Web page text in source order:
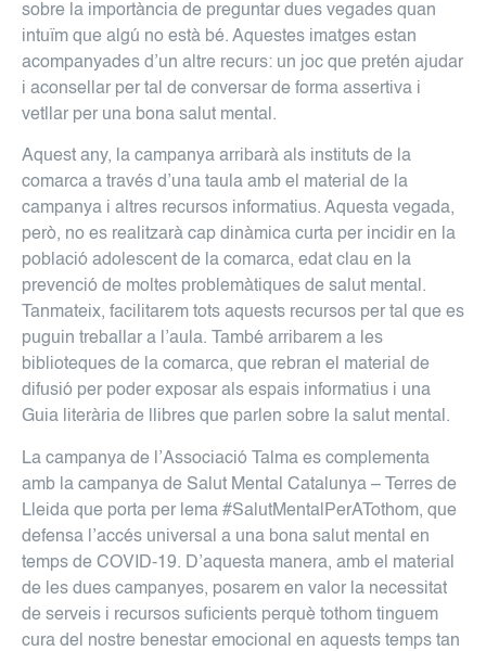
sobre la importància de preguntar dues vegades quan
intuïm que algú no està bé. Aquestes imatges estan
acompanyades d’un altre recurs: un joc que pretén ajudar
i aconsellar per tal de conversar de forma assertiva i
vetllar per una bona salut mental.
Aquest any, la campanya arribarà als instituts de la
comarca a través d’una taula amb el material de la
campanya i altres recursos informatius. Aquesta vegada,
però, no es realitzarà cap dinàmica curta per incidir en la
població adolescent de la comarca, edat clau en la
prevenció de moltes problemàtiques de salut mental.
Tanmateix, facilitarem tots aquests recursos per tal que es
puguin treballar a l’aula. També arribarem a les
biblioteques de la comarca, que rebran el material de
difusió per poder exposar als espais informatius i una
Guia literària de llibres que parlen sobre la salut mental.
La campanya de l’Associació Talma es complementa
amb la campanya de Salut Mental Catalunya – Terres de
Lleida que porta per lema #SalutMentalPerATothom, que
defensa l’accés universal a una bona salut mental en
temps de COVID-19. D’aquesta manera, amb el material
de les dues campanyes, posarem en valor la necessitat
de serveis i recursos suficients perquè tothom tinguem
cura del nostre benestar emocional en aquests temps tan